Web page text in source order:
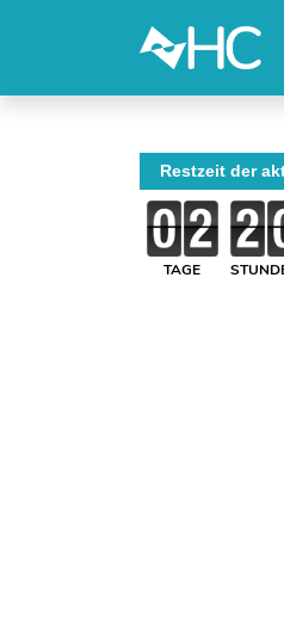
Restzeit der
TAGE